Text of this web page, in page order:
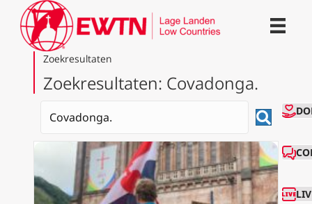
Zoekresultaten
Zoekresultaten: Covadonga.